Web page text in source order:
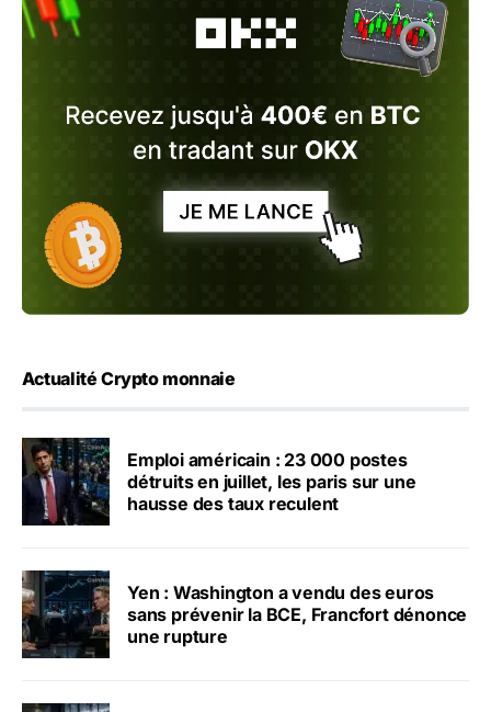
Actualité Crypto monnaie
Emploi américain : 23 000 postes
détruits en juillet, les paris sur une
hausse des taux reculent
Yen : Washington a vendu des euros
sans prévenir la BCE, Francfort dénonce
une rupture